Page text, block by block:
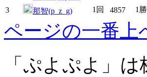
3
那智(p_z_g) 1回 4857 1勝
ページの一番上
「ぷよぷよ」